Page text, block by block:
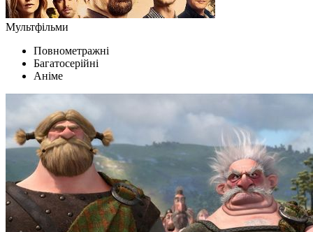
Мультфільми
Повнометражні
Багатосерійні
Аніме